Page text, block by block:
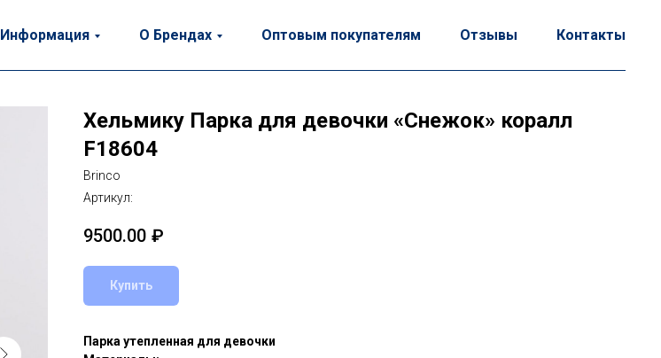
Информация О Брендах Оптовым покупателям Отзывы Контакты
Хельмику Парка для девочки «Снежок» коралл
F18604
Brinco
Артикул:
9500.00 ₽
Купить
Парка утепленная для девочки